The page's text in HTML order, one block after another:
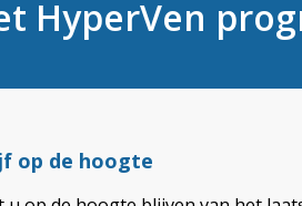
HyperVen
op de hoogte